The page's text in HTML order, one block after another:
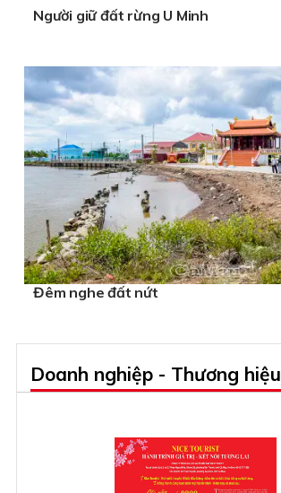
Người giữ đất rừng U Minh
Đêm nghe đất nứt
Doanh nghiệp - Thương hiệu